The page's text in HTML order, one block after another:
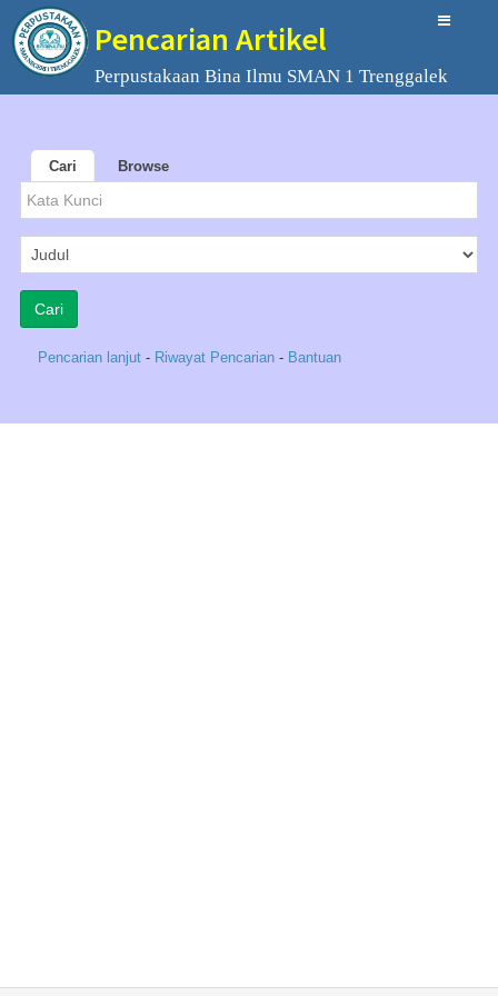
Pencarian Artikel
Perpustakaan Bina Ilmu SMAN 1 Trenggalek
Cari Browse
Pencarian lanjut - Riwayat Pencarian - Bantuan